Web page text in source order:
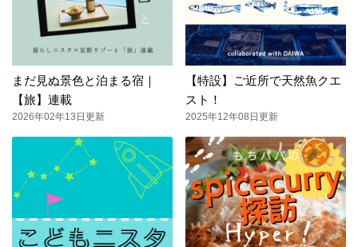
まだ見ぬ景色と泊まる宿｜
【旅】連載
2026年02年13日更新
【特設】ご近所で天然魚クエ
スト！
2025年12年08日更新